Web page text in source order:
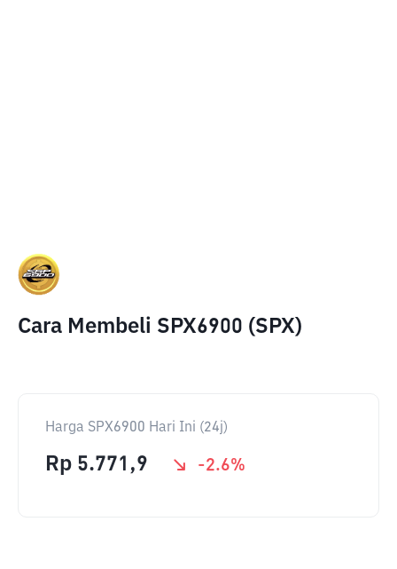
Cara Membeli SPX6900 (SPX)
Harga SPX6900 Hari Ini (24j)
Rp 5.771,9 -2.6%